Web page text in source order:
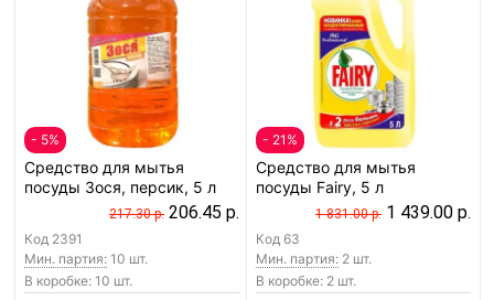
- 5%
Средство для мытья
посуды Зося, персик, 5 л
217.30 р. 206.45 р.
Код 2391
Мин. партия: 10 шт.
В коробке: 10 шт.
- 21%
Средство для мытья
посуды Fairy, 5 л
1 831.00 р. 1 439.00 р.
Код 63
Мин. партия: 2 шт.
В коробке: 2 шт.